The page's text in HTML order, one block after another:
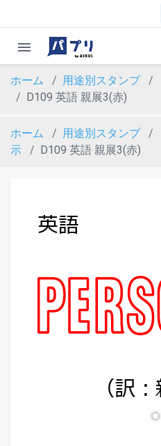
menu
ホーム 用途別スタンプ
D109 英語 親展3(赤)
ホーム 用途別スタンプ
示
D109 英語 親展3(赤)